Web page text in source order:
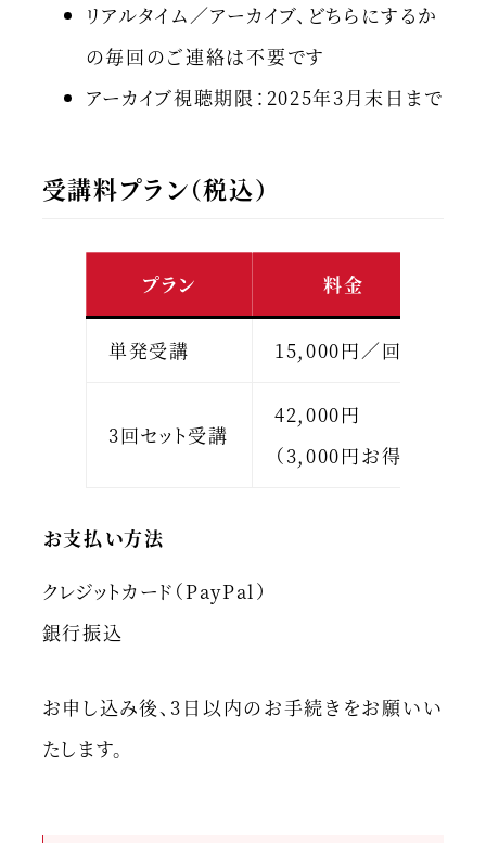
リアルタイム／アーカイブ、どちらにするか
の毎回のご連絡は不要です
アーカイブ視聴期限：2025年3月末日まで
受講料プラン（税込）
プラン 料金
単発受講 15,000円／回
3回セット受講
42,000円
（3,000円お得）
お支払い方法
クレジットカード（PayPal）
銀行振込
お申し込み後、3日以内のお手続きをお願いい
たします。